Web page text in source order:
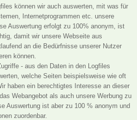
können wir auch auswerten, mit was für
Internetprogrammen etc. unsere
Auswertung erfolgt zu 100% anonym, ist
damit wir unsere Webseite aus
an die Bedürfnisse unserer Nutzer
können.
- aus den Daten in den Logfiles
welche Seiten beispielsweise wie oft
haben ein berechtigtes Interesse an dieser
Webangebot als auch unsere Werbung zu
Auswertung ist aber zu 100 % anonym und
zuordenbar.